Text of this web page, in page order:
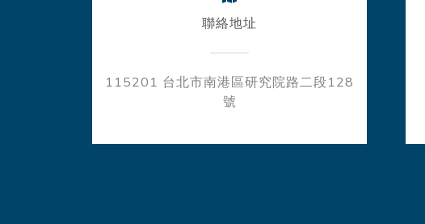
聯絡地址
115201 台北市南港區研究院路二段128
號